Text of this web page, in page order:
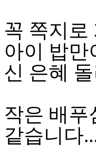
꼭 쪽지로
아이 밥만
신 은혜
작은 배푸
같습니다